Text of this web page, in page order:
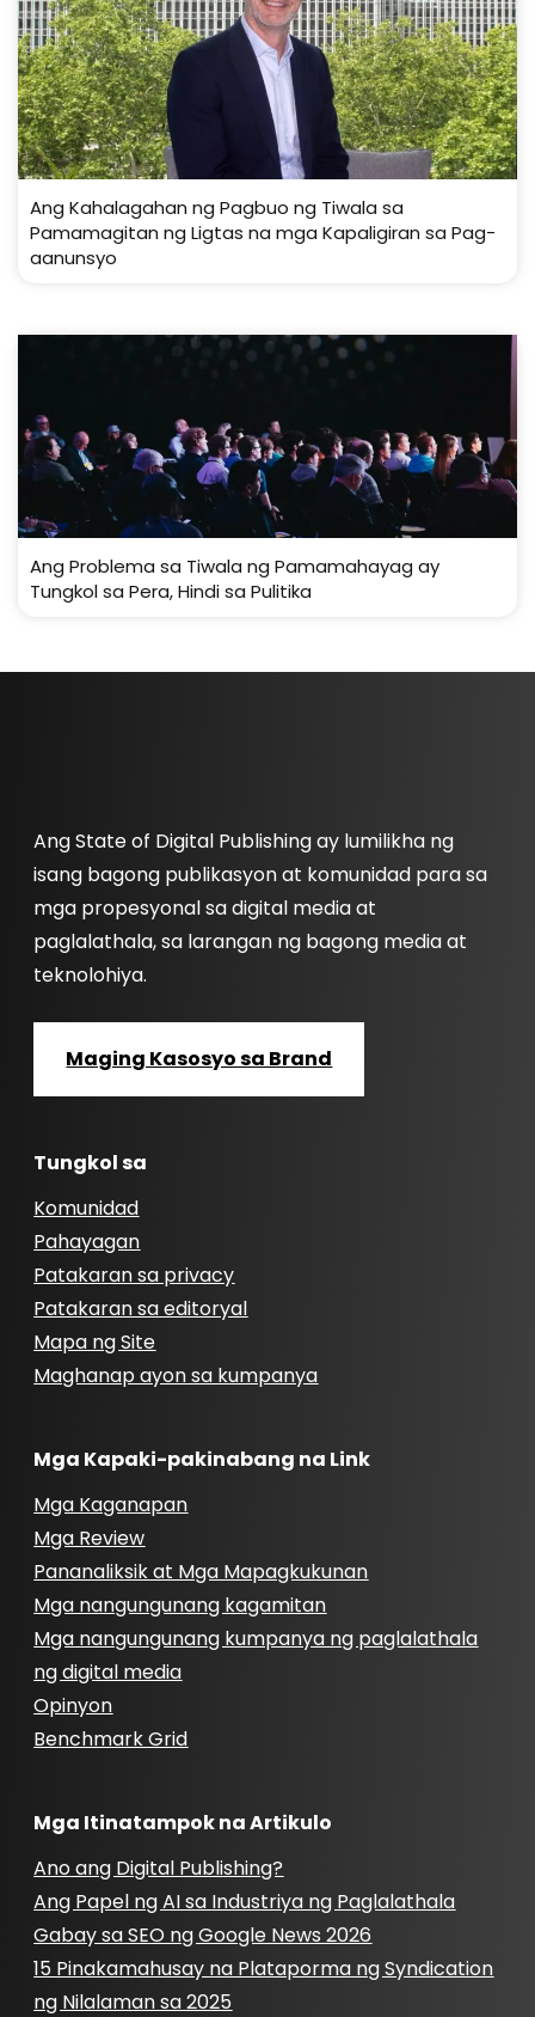
Ang Kahalagahan ng Pagbuo ng Tiwala sa
Pamamagitan ng Ligtas na mga Kapaligiran sa Pag-
aanunsyo
Ang Problema sa Tiwala ng Pamamahayag ay
Tungkol sa Pera, Hindi sa Pulitika
Ang State of Digital Publishing ay lumilikha ng
isang bagong publikasyon at komunidad para sa
mga propesyonal sa digital media at
paglalathala, sa larangan ng bagong media at
teknolohiya.
Maging Kasosyo sa Brand
Tungkol sa
Komunidad
Pahayagan
Patakaran sa privacy
Patakaran sa editoryal
Mapa ng Site
Maghanap ayon sa kumpanya
Mga Kapaki-pakinabang na Link
Mga Kaganapan
Mga Review
Pananaliksik at Mga Mapagkukunan
Mga nangungunang kagamitan
Mga nangungunang kumpanya ng paglalathala
ng digital media
Opinyon
Benchmark Grid
Mga Itinatampok na Artikulo
Ano ang Digital Publishing?
Ang Papel ng AI sa Industriya ng Paglalathala
Gabay sa SEO ng Google News 2026
15 Pinakamahusay na Plataporma ng Syndication
ng Nilalaman sa 2025